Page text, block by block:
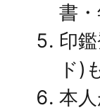
書
印
ド)
本